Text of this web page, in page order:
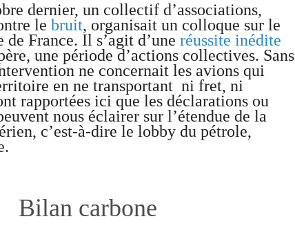
un collectif d’associations,
le bruit, organisait un colloque sur le
France. Il s’agit d’une réussite inédite
une période d’actions collectives. Sans
ne concernait les avions qui
en ne transportant ni fret, ni
rapportées ici que les déclarations ou
nous éclairer sur l’étendue de la
c’est-à-dire le lobby du pétrole,
Bilan carbone